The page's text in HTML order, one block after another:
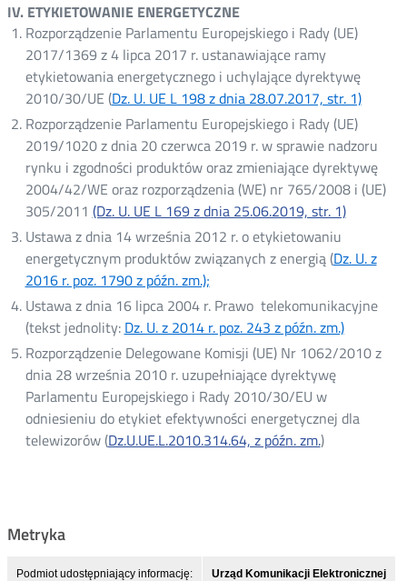
oknie
IV. ETYKIETOWANIE ENERGETYCZNE
Rozporządzenie Parlamentu Europejskiego i Rady (UE)
2017/1369 z 4 lipca 2017 r. ustanawiające ramy
etykietowania energetycznego i uchylające dyrektywę
2010/30/UE (Dz. U. UE L 198 z dnia 28.07.2017, str. 1)Otwórz
nowym
oknie
Rozporządzenie Parlamentu Europejskiego i Rady (UE)
2019/1020 z dnia 20 czerwca 2019 r. w sprawie nadzoru
rynku i zgodności produktów oraz zmieniające dyrektywę
2004/42/WE oraz rozporządzenia (WE) nr 765/2008 i (UE)
305/2011 (Dz. U. UE L 169 z dnia 25.06.2019, str. 1)
Ustawa z dnia 14 września 2012 r. o etykietowaniu
energetycznym produktów związanych z energią (Dz. U. z
2016 r. poz. 1790 z późn. zm.);
w
nowym
oknie
Ustawa z dnia 16 lipca 2004 r. Prawo telekomunikacyjne
(tekst jednolity: Dz. U. z 2014 r. poz. 243 z późn. zm.)Otwórz
w
Rozporządzenie Delegowane Komisji (UE) Nr 1062/2010 z
dnia 28 września 2010 r. uzupełniające dyrektywę
Parlamentu Europejskiego i Rady 2010/30/EU w
odniesieniu do etykiet efektywności energetycznej dla
telewizorów (Dz.U.UE.L.2010.314.64, z późn. zm.Otwórz
)
Metryka
Podmiot udostępniający informację: Urząd Komunikacji Elektronicznej